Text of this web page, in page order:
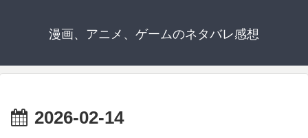
漫画、アニメ、ゲームのネタバレ感想
2026-02-14